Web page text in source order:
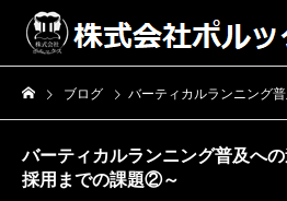
ブログ バーティカルランニング普及への道
バーティカルランニング普及へ
採用までの課題②～